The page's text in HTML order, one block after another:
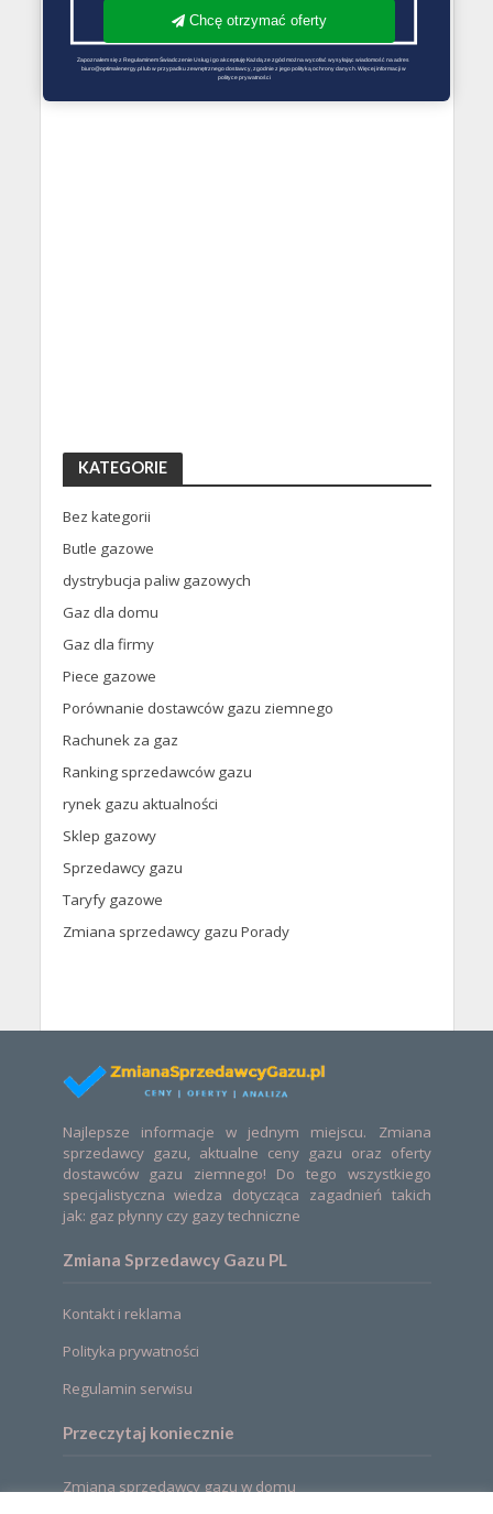
KATEGORIE
Bez kategorii
Butle gazowe
dystrybucja paliw gazowych
Gaz dla domu
Gaz dla firmy
Piece gazowe
Porównanie dostawców gazu ziemnego
Rachunek za gaz
Ranking sprzedawców gazu
rynek gazu aktualności
Sklep gazowy
Sprzedawcy gazu
Taryfy gazowe
Zmiana sprzedawcy gazu Porady
Najlepsze informacje w jednym miejscu. Zmiana
sprzedawcy gazu, aktualne ceny gazu oraz oferty
dostawców gazu ziemnego! Do tego wszystkiego
specjalistyczna wiedza dotycząca zagadnień takich
jak: gaz płynny czy gazy techniczne
Zmiana Sprzedawcy Gazu PL
Kontakt i reklama
Polityka prywatności
Regulamin serwisu
Przeczytaj koniecznie
Zmiana sprzedawcy gazu w domu
Chcę otrzymać oferty
Zapoznałem się z Regulaminem Świadczenie Usług i go akceptuję Każdą ze zgód można wycofać wysyłając wiadomość na adres
biuro@optimalenergy.pl lub w przypadku zewnętrznego dostawcy, zgodnie z jego polityką ochrony danych. Więcej informacji w
polityce prywatności